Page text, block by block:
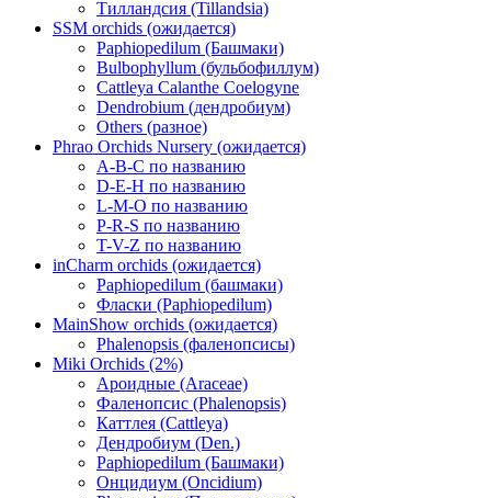
Тилландсия (Tillandsia)
SSM orchids (ожидается)
Paphiopedilum (Башмаки)
Bulbophyllum (бульбофиллум)
Cattleya Calanthe Coelogyne
Dendrobium (дендробиум)
Others (разное)
Phrao Orchids Nursery (ожидается)
A-B-C по названию
D-E-H по названию
L-M-O по названию
P-R-S по названию
T-V-Z по названию
inCharm orchids (ожидается)
Paphiopedilum (башмаки)
Фласки (Paphiopedilum)
MainShow orchids (ожидается)
Phalenopsis (фаленопсисы)
Miki Orchids (2%)
Ароидные (Araceae)
Фаленопсис (Phalenopsis)
Каттлея (Cattleya)
Дендробиум (Den.)
Paphiopedilum (Башмаки)
Онцидиум (Oncidium)